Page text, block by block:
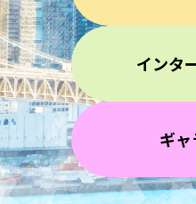
インタ
ギャ